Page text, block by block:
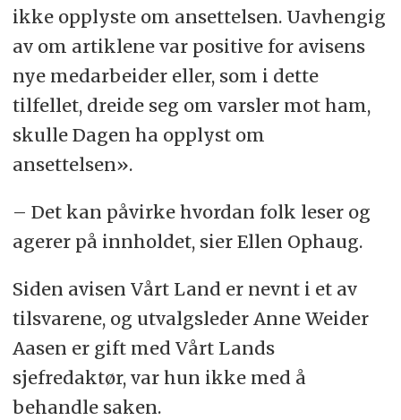
ikke opplyste om ansettelsen. Uavhengig
av om artiklene var positive for avisens
nye medarbeider eller, som i dette
tilfellet, dreide seg om varsler mot ham,
skulle Dagen ha opplyst om
ansettelsen».
– Det kan påvirke hvordan folk leser og
agerer på innholdet, sier Ellen Ophaug.
Siden avisen Vårt Land er nevnt i et av
tilsvarene, og utvalgsleder Anne Weider
Aasen er gift med Vårt Lands
sjefredaktør, var hun ikke med å
behandle saken.